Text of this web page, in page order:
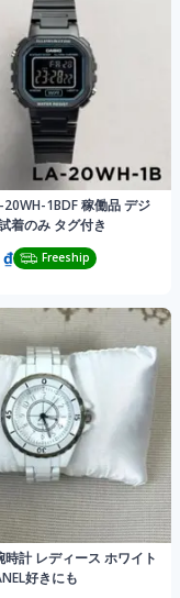
20WH-1BDF 稼働品 デジ
着のみ タグ付き
₫ Freeship
時計 レディース ホワイト
好きにも